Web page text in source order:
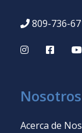
809-736-
Nosotros
Acerca de